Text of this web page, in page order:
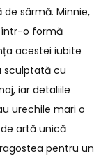
sârmă. Minnie,
într-o formă
acestei iubite
sculptată cu
iar detaliile
urechile mari o
artă unică
pentru un